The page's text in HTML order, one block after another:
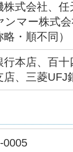
株式会社、
ンマー株式
略・順不同）
行本店、百
店、三菱UFJ
0005